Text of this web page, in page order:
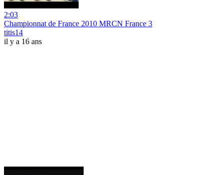
2:03
Championnat de France 2010 MRCN France 3
titis14
il y a 16 ans